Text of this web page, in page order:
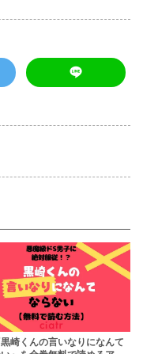
崎くんの言いなりになんて